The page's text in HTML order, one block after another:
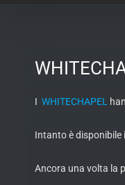
I WHITECHAPEL
Intanto è disponibile
Ancora una volta la